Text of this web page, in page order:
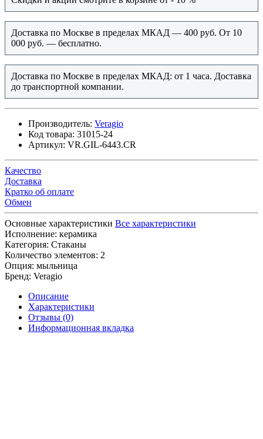
Доставка по Москве в пределах МКАД — 400 руб. От 10
000 руб. — бесплатно.
Доставка по Москве в пределах МКАД: от 1 часа. Доставка
до транспортной компании.
Производитель: Veragio
Код товара: 31015-24
Артикул: VR.GIL-6443.CR
Качество
Доставка
Кратко об оплате
Обмен
Основные характеристики Все характеристики
Исполнение: керамика
Категория: Стаканы
Количество элементов: 2
Опция: мыльница
Бренд: Veragio
Описание
Характеристики
Отзывы (0)
Информационная вкладка